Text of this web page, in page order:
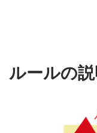
ルールの説